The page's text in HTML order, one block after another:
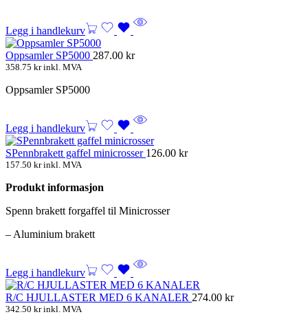
Legg i handlekurv
Oppsamler SP5000 287.00 kr
358.75 krinkl. MVA
Oppsamler SP5000
Legg i handlekurv
SPennbrakett gaffel minicrosser 126.00 kr
157.50 krinkl. MVA
Produkt informasjon
Spenn brakett forgaffel til Minicrosser
– Aluminium brakett
Legg i handlekurv
R/C HJULLASTER MED 6 KANALER 274.00 kr
342.50 krinkl. MVA